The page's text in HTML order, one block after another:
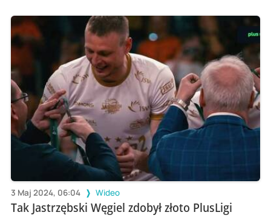
3 Maj 2024, 06:04 Wideo
Tak Jastrzębski Węgiel zdobył złoto PlusLigi